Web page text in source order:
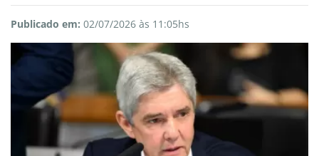
Publicado em: 02/07/2026 às 11:05hs